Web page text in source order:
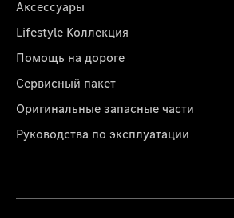
Аксессуары
Lifestyle Коллекция
Помощь на дороге
Сервисный пакет
Оригинальные запасные части
Руководства по эксплуатации